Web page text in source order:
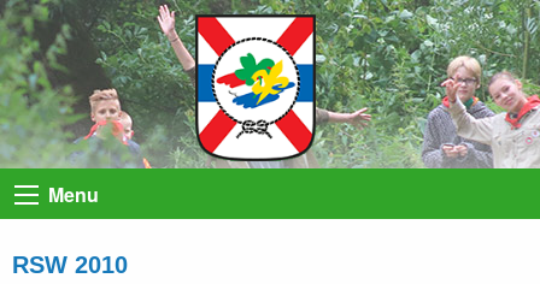
Menu
RSW 2010